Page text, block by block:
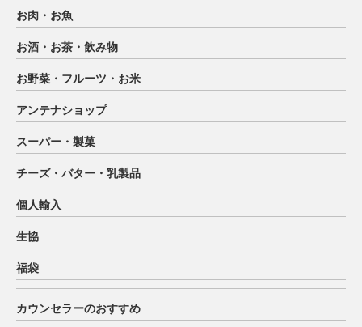
お肉・お魚
お酒・お茶・飲み物
お野菜・フルーツ・お米
アンテナショップ
スーパー・製菓
チーズ・バター・乳製品
個人輸入
生協
福袋
カウンセラーのおすすめ